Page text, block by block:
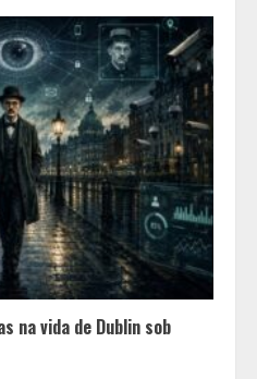
na vida de Dublin sob